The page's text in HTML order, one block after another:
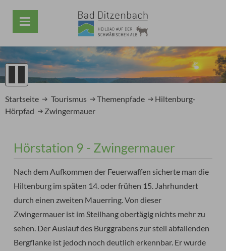
Startseite Tourismus Themenpfade
Hiltenburg-
Hörpfad
Zwingermauer
Hörstation 9 - Zwingermauer
Nach dem Aufkommen der Feuerwaffen sicherte man die
Hiltenburg im späten 14. oder frühen 15. Jahrhundert
durch einen zweiten Mauerring. Von dieser
Zwingermauer ist im Steilhang obertägig nichts mehr zu
sehen. Der Auslauf des Burggrabens zur steil abfallenden
Bergflanke ist jedoch noch deutlich erkennbar. Er wurde